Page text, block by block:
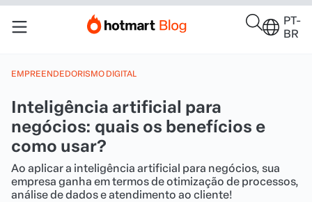
PT-
BR
EMPREENDEDORISMO DIGITAL
Inteligência artificial para
negócios: quais os benefícios e
como usar?
Ao aplicar a inteligência artificial para negócios, sua
empresa ganha em termos de otimização de processos,
análise de dados e atendimento ao cliente!